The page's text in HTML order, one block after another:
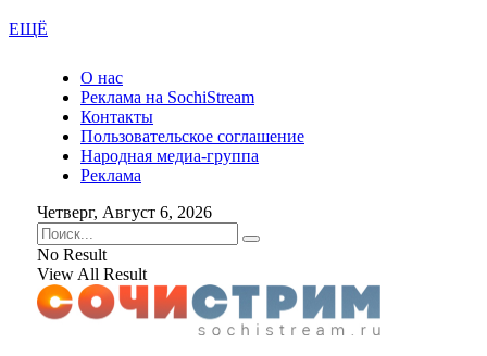
ЕЩЁ
О нас
Реклама на SochiStream
Контакты
Пользовательское соглашение
Народная медиа-группа
Реклама
Четверг, Август 6, 2026
No Result
View All Result